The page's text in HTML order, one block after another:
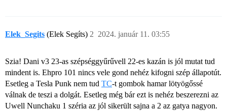
Elek_Segits (Elek Segíts) 2024. január 11. 03:55
2
Szia! Dani v3 23-as szépséggyűrűvell 22-es kazán is jól mutat tud
mindent is. Ehpro 101 nincs vele gond nehéz kifogni szép állapotút.
Esetleg a Tesla Punk nem tud TC-t gombok hamar lötyögőssé
válnak de teszi a dolgát. Esetleg még bár ezt is nehéz beszerezni az
Uwell Nunchaku 1 széria az jól sikerült sajna a 2 az gatya nagyon.